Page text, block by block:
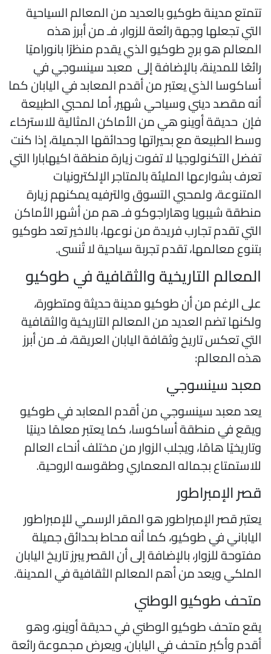
مدينة طوكيو بالعديد من المعالم السياحية
تجعلها وجهة رائعة للزوار، فـ من أبرز هذه
هو برج طوكيو الذي يقدم منظرًا بانوراميًا
للمدينة، بالإضافة إلى معبد سينسوجي في
الذي يعتبر من أقدم المعابد في اليابان كما
مقصد ديني وسياحي شهير، أما لمحبي الطبيعة
حديقة أوينو هي من الأماكن المثالية للاسترخاء
الطبيعة مع بحيراتها وحدائقها الجميلة، إذا كنت
التكنولوجيا لا تفوت زيارة منطقة اكيهابارا التي
بشوارعها المليئة بالمتاجر الإلكترونيات
ولمحبي التسوق والترفيه يمكنهم زيارة
شيبويا وهاراجوكو فـ هم من أشهر الأماكن
تقدم تجارب فريدة من نوعها، بالاخير تعد طوكيو
معالمها، تقدم تجربة سياحية لا تُنسى.
التاريخية والثقافية في طوكيو
الرغم من أن طوكيو مدينة حديثة ومتطورة،
تضم العديد من المعالم التاريخية والثقافية
تعكس تاريخ وثقافة اليابان العريقة، فـ من أبرز
المعالم:
سينسوجي
معبد سينسوجي من أقدم المعابد في طوكيو
في منطقة أساكوسا، كما يعتبر معلمًا دينيًا
هامًا، ويجلب الزوار من مختلف أنحاء العالم
بجماله المعماري وطقوسه الروحية.
الإمبراطور
قصر الإمبراطور هو المقر الرسمي للإمبراطور
في طوكيو، كما أنه محاط بحدائق جميلة
للزوار، بالإضافة إلى أن القصر يبرز تاريخ اليابان
ويعد من أهم المعالم الثقافية في المدينة.
طوكيو الوطني
متحف طوكيو الوطني في حديقة أوينو، وهو
وأكبر متحف في اليابان، ويعرض مجموعة رائعة